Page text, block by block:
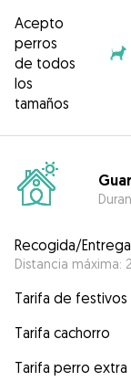
Acepto
perros
de todos
los
tamaños
Recogida/Entrega
Distancia máxima:
Tarifa de festivos
Tarifa cachorro
Tarifa perro extra